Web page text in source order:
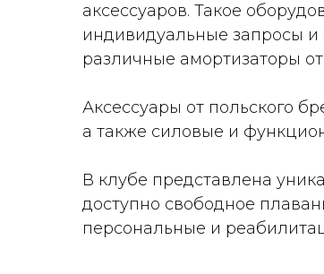
аксессуаров. Такое
индивидуальные запросы
различные амортизаторы
Аксессуары от польского
а также силовые и
В клубе представлена
доступно свободное
персональные и